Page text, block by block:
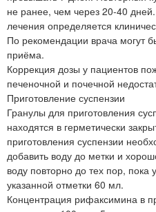
не ранее, чем через 20-40
лечения определяется
По рекомендации врача могут
приёма.
Коррекция дозы у пациентов
печеночной и почечной
Приготовление суспензии
Гранулы для приготовления
находятся в герметически
приготовления суспензии
добавить воду до метки и
воду повторно до тех пор, пока
указанной отметки 60 мл.
Концентрация рифаксимина в